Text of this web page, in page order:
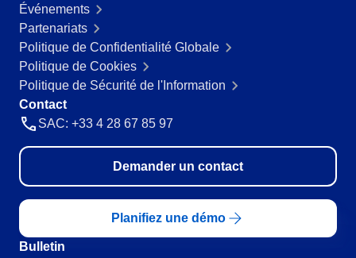
Événements
Partenariats
Politique de Confidentialité Globale
Politique de Cookies
Politique de Sécurité de l'Information
Contact
SAC: +33 4 28 67 85 97
Demander un contact
Planifiez une démo
Bulletin